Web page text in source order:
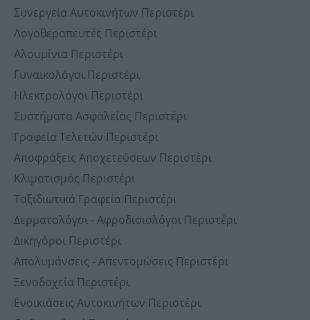
Συνεργεία Αυτοκινήτων Περιστέρι
Λογοθεραπευτές Περιστέρι
Αλουμίνια Περιστέρι
Γυναικολόγοι Περιστέρι
Ηλεκτρολόγοι Περιστέρι
Συστήματα Ασφαλείας Περιστέρι
Γραφεία Τελετών Περιστέρι
Αποφράξεις Αποχετεύσεων Περιστέρι
Κλιματισμός Περιστέρι
Ταξιδιωτικά Γραφεία Περιστέρι
Δερματολόγοι - Αφροδισιολόγοι Περιστέρι
Δικηγόροι Περιστέρι
Απολυμάνσεις - Απεντομώσεις Περιστέρι
Ξενοδοχεία Περιστέρι
Ενοικιάσεις Αυτοκινήτων Περιστέρι